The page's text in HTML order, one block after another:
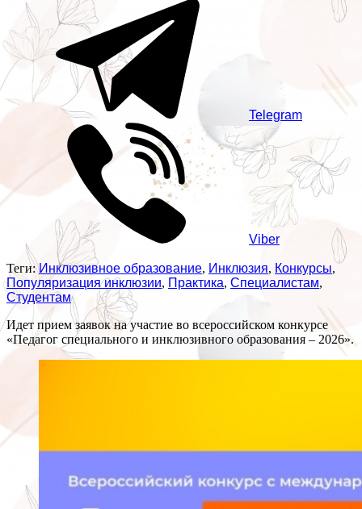
Telegram
Viber
Теги:Инклюзивное образование, Инклюзия, Конкурсы,
Популяризация инклюзии, Практика, Специалистам,
Студентам
Идет прием заявок на участие во всероссийском конкурсе
«Педагог специального и инклюзивного образования – 2026».